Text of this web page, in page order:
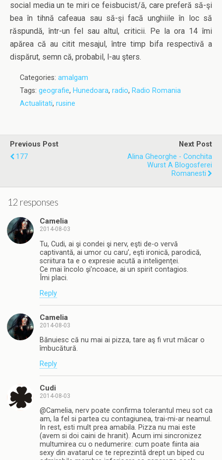
social media un te miri ce feisbucist/ă, care preferă să-şi
bea în tihnă cafeaua sau să-şi facă unghiile în loc să
răspundă, într-un fel sau altul, criticii. Pe la ora 14 îmi
apărea că au citit mesajul, între timp bifa respectivă a
dispărut, semn că, probabil, l-au şters.
Categories: amalgam
Tags: geografie, Hunedoara, radio, Radio Romania
Actualitati, rusine
Previous Post
177
Next Post
Alina Gheorghe - Conchita
Wurst A Blogosferei
Romanesti
12 responses
Camelia
2014-08-03
Tu, Cudi, ai şi condei şi nerv, eşti de-o vervă
captivantă, ai umor cu caru’, eşti ironică, parodică,
scriitura ta e o expresie acută a inteligenţei.
Ce mai încolo şi’ncoace, ai un spirit contagios.
Îmi placi.
Reply
Camelia
2014-08-03
Bănuiesc că nu mai ai pizza, tare aş fi vrut măcar o
îmbucătură.
Reply
Cudi
2014-08-03
@Camelia, nerv poate confirma tolerantul meu sot ca
am, la fel si partea cu contagiunea, trai-mi-ar neamul.
In rest, esti mult prea amabila. Pizza nu mai este
(avem si doi caini de hranit). Acum imi sincronizez
multumirea cu o nedumerire: cum poate fiinta aia
sexy din avatarul ce te reprezintă drept un biped cu